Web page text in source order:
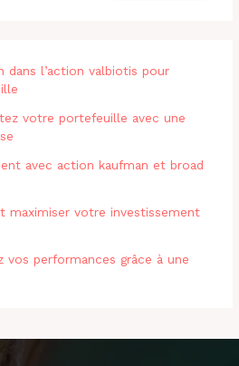
dans l’action valbiotis pour
votre portefeuille avec une
avec action kaufman et broad
maximiser votre investissement
performances grâce à une